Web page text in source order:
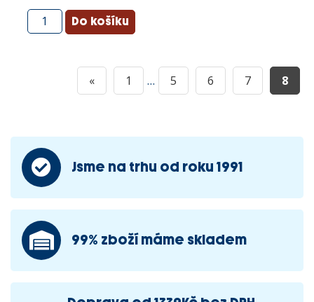
« 1 … 5 6 7 8
Jsme na trhu od roku 1991
99% zboží máme skladem